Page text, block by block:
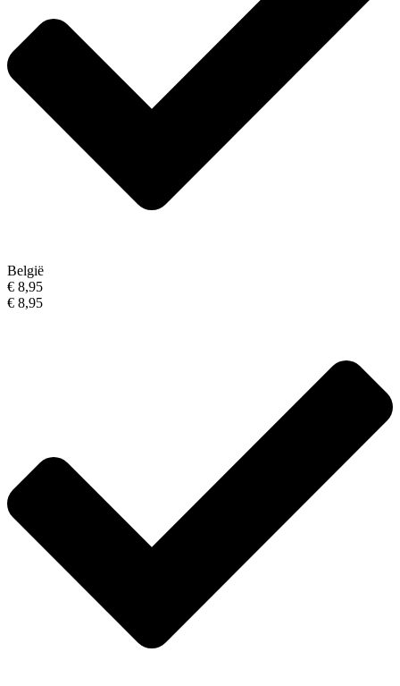
België
€ 8,95
€ 8,95